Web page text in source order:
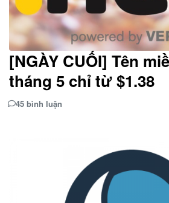
[NGÀY CUỐI] Tên
tháng 5 chỉ từ $1.38
45 bình luận